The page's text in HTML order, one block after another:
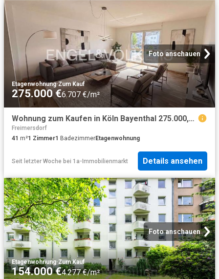
Foto anschauen
Etagenwohnung·Zum Kauf
275.000 €6.707 €/m²
Wohnung zum Kaufen in Köln Bayenthal 275.000,00 EUR 41 m²
Freimersdorf
41 m²1 Zimmer1 BadezimmerEtagenwohnung
Seit letzter Woche bei 1a-Immobilienmarkt Details ansehen
Foto anschauen
Etagenwohnung·Zum Kauf
154.000 €4.277 €/m²